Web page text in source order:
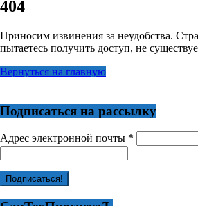
404
Приносим извинения за неудобства.
пытаетесь получить доступ, не
Вернуться на главную
Подписаться на рассылку
Адрес электронной почты *